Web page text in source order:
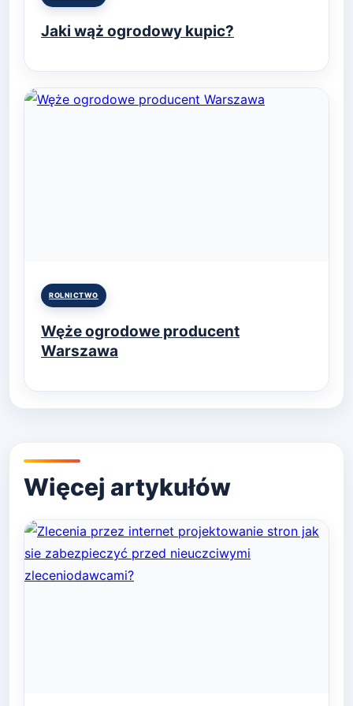
Jaki wąż ogrodowy kupic?
Posted
ROLNICTWO
Węże ogrodowe producent
Warszawa